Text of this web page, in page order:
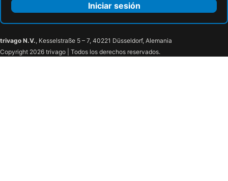
Iniciar sesión
trivago N.V., Kesselstraße 5 – 7, 40221 Düsseldorf, Alemania
Copyright 2026 trivago | Todos los derechos reservados.